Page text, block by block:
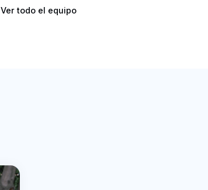
Ver todo el equipo